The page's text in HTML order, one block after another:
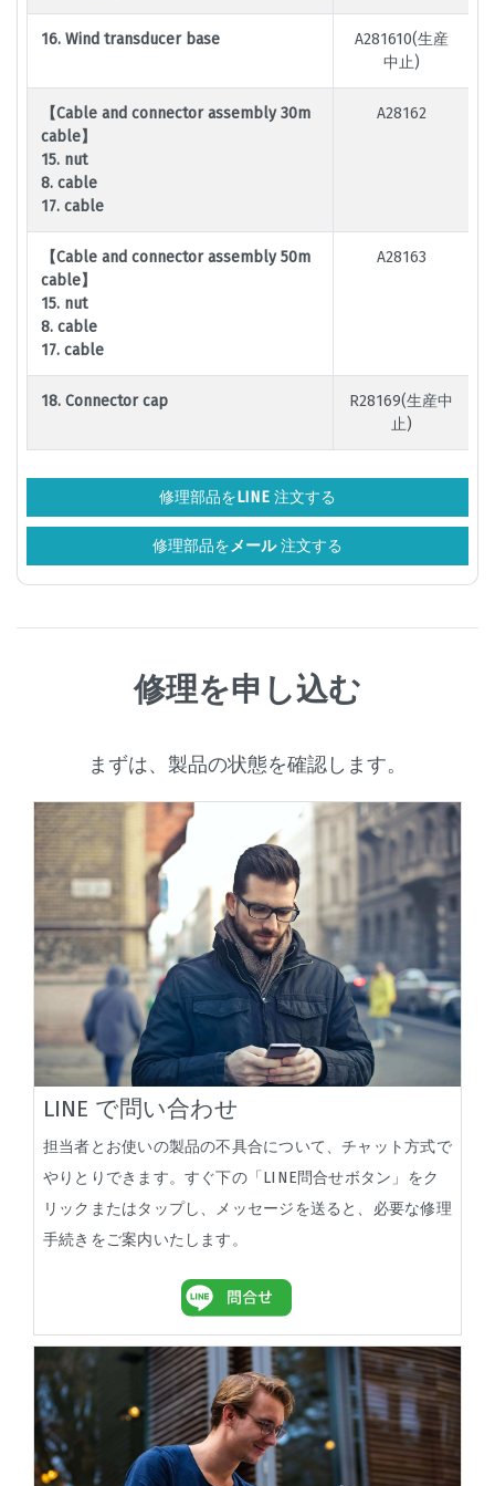
16. Wind transducer base
A281610(生産
中止)
【Cable and connector assembly 30m
cable】
15. nut
8. cable
17. cable
A28162
【Cable and connector assembly 50m
cable】
15. nut
8. cable
17. cable
A28163
18. Connector cap
R28169(生産中
止)
修理部品をLINE 注文する
修理部品をメール注文する
修理を申し込む
まずは、製品の状態を確認します。
LINE で問い合わせ
担当者とお使いの製品の不具合について、チャット方式で
やりとりできます。すぐ下の「LINE問合せボタン」をク
リックまたはタップし、メッセージを送ると、必要な修理
手続きをご案内いたします。